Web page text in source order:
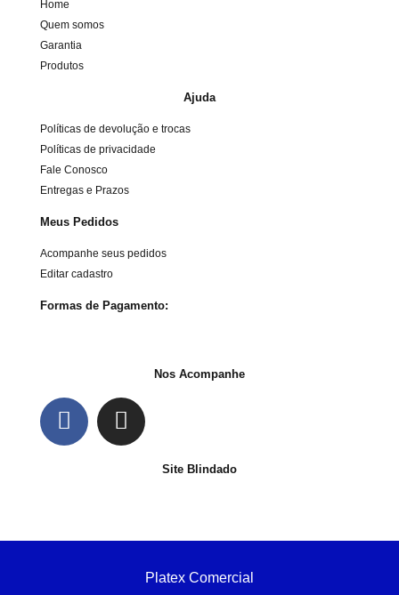
Home
Quem somos
Garantia
Produtos
Ajuda
Políticas de devolução e trocas
Políticas de privacidade
Fale Conosco
Entregas e Prazos
Meus Pedidos
Acompanhe seus pedidos
Editar cadastro
Formas de Pagamento:
Nos Acompanhe
Site Blindado
Platex Comercial